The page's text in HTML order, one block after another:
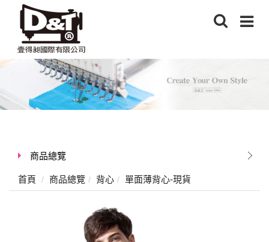
商品總覽
首頁 商品總覽 背心 單面薄背心-現貨